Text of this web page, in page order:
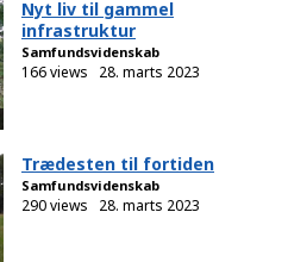
Nyt liv til gammel
infrastruktur
Samfundsvidenskab
166 views 28. marts 2023
Trædesten til fortiden
Samfundsvidenskab
290 views 28. marts 2023